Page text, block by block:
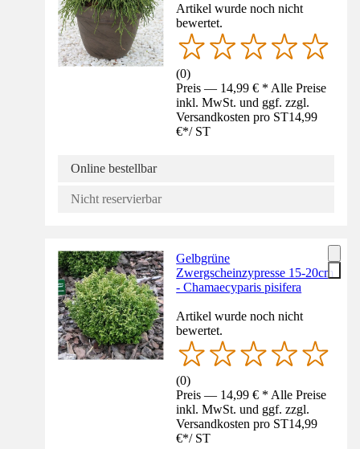
Artikel wurde noch nicht
bewertet.
(0)
Preis — 14,99 € * Alle Preise
inkl. MwSt. und ggf. zzgl.
Versandkosten pro ST14,99
€*/ ST
Online bestellbar
Nicht reservierbar
Gelbgrüne
Zwergscheinzypresse 15-20cm
- Chamaecyparis pisifera
Artikel wurde noch nicht
bewertet.
(0)
Preis — 14,99 € * Alle Preise
inkl. MwSt. und ggf. zzgl.
Versandkosten pro ST14,99
€*/ ST